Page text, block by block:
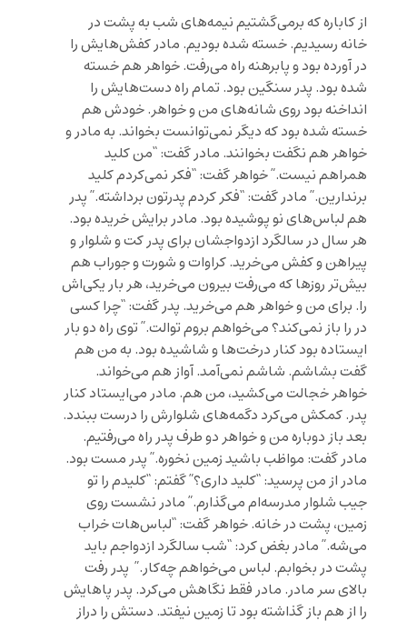
از کاباره که برمی‌گشتیم نیمه‌های شب به پشت در
خانه رسیدیم. خسته شده بودیم. مادر کفش‌هایش را
در آورده بود و پابرهنه راه می‌رفت. خواهر هم خسته
شده بود. پدر سنگین بود. تمام راه دست‌هایش را
انداخنه بود روی شانه‌های من و خواهر. خودش هم
خسته شده بود که دیگر نمی‌توانست بخواند. به مادر و
خواهر هم نگفت بخوانند. مادر گفت: “من کلید
همراهم نیست.” خواهر گفت: “فکر نمی‌کردم کلید
برندارین.” مادر گفت: “فکر کردم پدرتون برداشته.” پدر
هم لباس‌های نو پوشیده بود. مادر برایش خریده بود.
هر سال در سالگرد ازدواجشان برای پدر کت و شلوار و
پیراهن و کفش می‌خرید. کراوات و شورت و جوراب هم
بیش‌تر روزها که می‌رفت بیرون می‌خرید، هر بار یکی‌اش
را. برای من و خواهر هم می‌خرید. پدر گفت: “چرا کسی
در را باز نمی‌کند؟ می‌خواهم بروم توالت.” توی راه دو بار
ایستاده بود کنار درخت‌ها و شاشیده بود. به من هم
گفت بشاشم. شاشم نمی‌آمد. آواز هم می‌خواند.
خواهر خجالت می‌کشید، من هم. مادر می‌ایستاد کنار
پدر. کمکش می‌کرد دگمه‌های شلوارش را درست ببندد.
بعد باز دوباره من و خواهر دو طرف پدر راه می‌رفتیم.
مادر گفت: مواظب باشید زمین نخوره.” پدر مست بود.
مادر از من پرسید: “کلید داری؟” گفتم: “کلیدم را تو
جیب شلوار مدرسه‌ام می‌گذارم.” مادر نشست روی
زمین، پشت در خانه. خواهر گفت: “لباس‌هات خراب
می‌شه.” مادر بغض کرد: “شب سالگرد ازدواجم باید
پشت در بخوابم. لباس می‌خواهم چه‌کار.” پدر رفت
بالای سر مادر. مادر فقط نگاهش می‌کرد. پدر پاهایش
را از هم باز گذاشته بود تا زمین نیفتد. دستش را دراز